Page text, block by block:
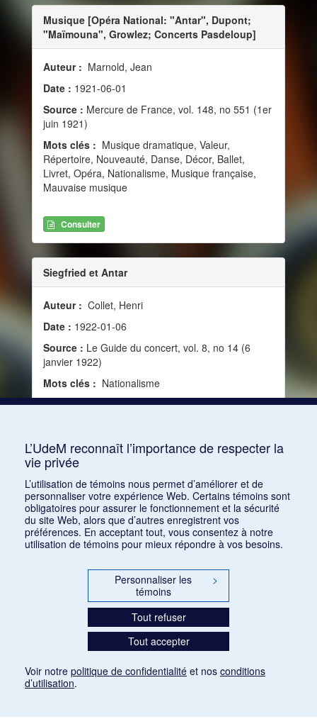
Musique [Opéra National: "Antar", Dupont;
"Maïmouna", Growlez; Concerts Pasdeloup]
Auteur : Marnold, Jean
Date : 1921-06-01
Source : Mercure de France, vol. 148, no 551 (1er
juin 1921)
Mots clés : Musique dramatique, Valeur,
Répertoire, Nouveauté, Danse, Décor, Ballet,
Livret, Opéra, Nationalisme, Musique française,
Mauvaise musique
Consulter
Siegfried et Antar
Auteur : Collet, Henri
Date : 1922-01-06
Source : Le Guide du concert, vol. 8, no 14 (6
janvier 1922)
Mots clés : Nationalisme
1 2
L’UdeM reconnaît l’importance de respecter la
vie privée
L’utilisation de témoins nous permet d’améliorer et de
personnaliser votre expérience Web. Certains témoins sont
obligatoires pour assurer le fonctionnement et la sécurité
du site Web, alors que d’autres enregistrent vos
préférences. En acceptant tout, vous consentez à notre
utilisation de témoins pour mieux répondre à vos besoins.
Personnaliser les
témoins
>
Tout refuser
Tout accepter
Voir notre politique de confidentialité et nos conditions
d’utilisation.